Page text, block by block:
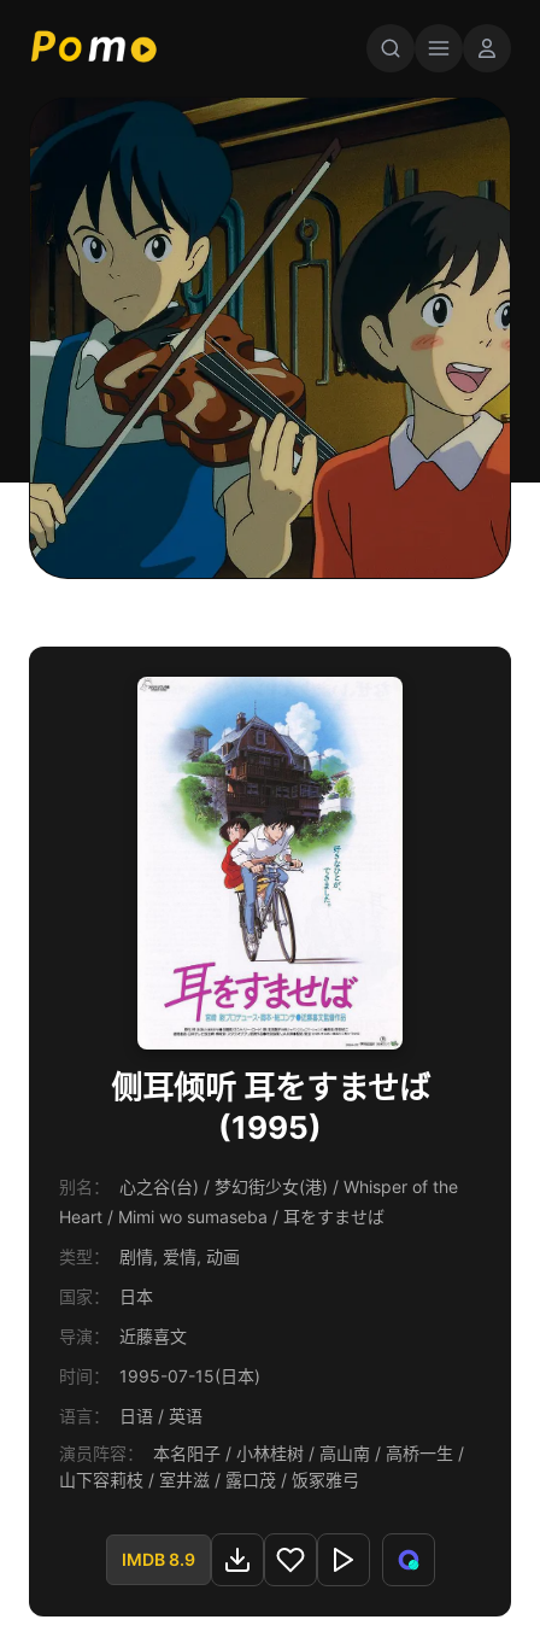
侧耳倾听 耳をすませば
(1995)
别名：
心之谷(台) / 梦幻街少女(港) / Whisper of the
Heart / Mimi wo sumaseba / 耳をすませば
类型：
剧情, 爱情, 动画
国家：
日本
导演：
近藤喜文
时间：
1995-07-15(日本)
语言：
日语 / 英语
演员阵容：
本名阳子 / 小林桂树 / 高山南 / 高桥一生 /
山下容莉枝 / 室井滋 / 露口茂 / 饭冢雅弓
IMDB 8.9